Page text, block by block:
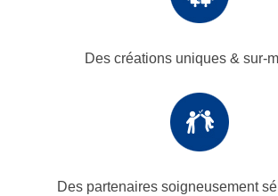
Des créations uniques & sur-
Des partenaires soigneusement